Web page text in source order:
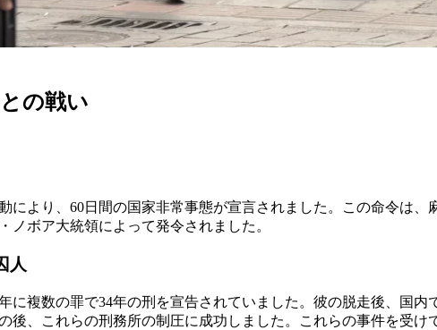
の戦い
により、60日間の国家非常事態が宣言されました。この命令は
ボア大統領によって発令されました。
人
に複数の罪で34年の刑を宣告されていました。彼の脱走後、国
後、これらの刑務所の制圧に成功しました。これらの事件を受け